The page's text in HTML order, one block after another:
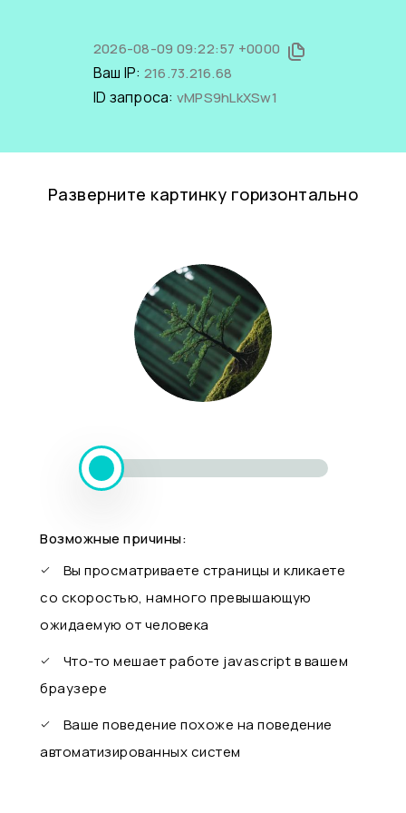
2026-08-09 09:22:57 +0000
Ваш IP: 216.73.216.68
ID запроса: vMPS9hLkXSw1
Разверните картинку горизонтально
Возможные причины:
Вы просматриваете страницы и кликаете
со скоростью, намного превышающую
ожидаемую от человека
Что-то мешает работе javascript в вашем
браузере
Ваше поведение похоже на поведение
автоматизированных систем